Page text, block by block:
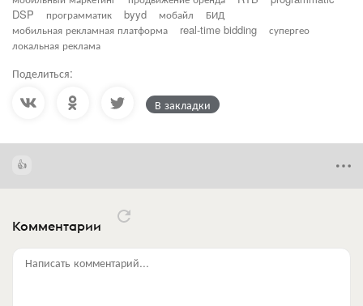
DSP
программатик byyd мобайл
БИД
мобильная рекламная платформа
real-time bidding
супергео
локальная реклама
Поделиться:
В закладки
Комментарии
Написать комментарий...